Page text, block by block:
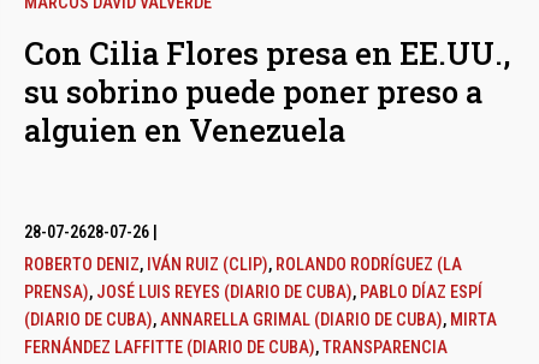
Con Cilia Flores presa en EE.UU.,
su sobrino puede poner preso a
alguien en Venezuela
28-07-2628-07-26
ROBERTO DENIZ, IVÁN RUIZ (CLIP), ROLANDO RODRÍGUEZ (LA
PRENSA), JOSÉ LUIS REYES (DIARIO DE CUBA), PABLO DÍAZ ESPÍ
(DIARIO DE CUBA),ANNARELLA GRIMAL (DIARIO DE CUBA), MIRTA
FERNÁNDEZ LAFFITTE (DIARIO DE CUBA),TRANSPARENCIA